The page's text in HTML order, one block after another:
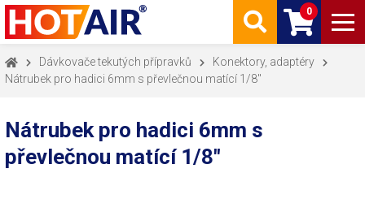
0
Dávkovače tekutých přípravků
Konektory, adaptéry
Nátrubek pro hadici 6mm s převlečnou matící 1/8"
Nátrubek pro hadici 6mm s
převlečnou matící 1/8"